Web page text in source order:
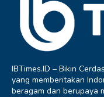
IBTimes.ID – Bikin
yang memberitakan
beragam dan berupaya